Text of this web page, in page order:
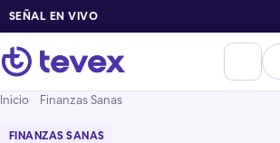
SEÑAL EN VIVO
Inicio Finanzas Sanas
FINANZAS SANAS